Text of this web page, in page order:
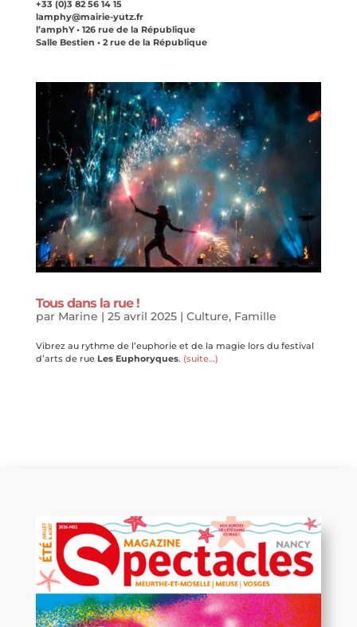
+33 (0)3 82 56 14 15
lamphy@mairie-yutz.fr
l’amphY• 126 rue de la République
Salle Bestien • 2 rue de la République
Tous dans la rue !
par Marine | 25 avril 2025| Culture, Famille
Vibrez au rythme de l’euphorie et de la magie lors du festival
d’arts de rue Les Euphoryques. (suite…)